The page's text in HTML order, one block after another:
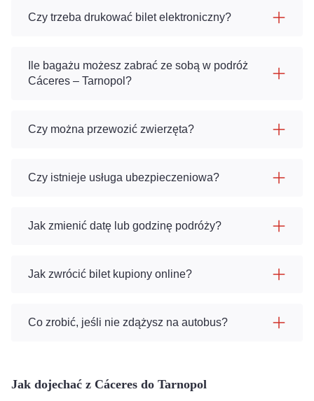
Czy trzeba drukować bilet elektroniczny?
Ile bagażu możesz zabrać ze sobą w podróż
Cáceres – Tarnopol?
Czy można przewozić zwierzęta?
Czy istnieje usługa ubezpieczeniowa?
Jak zmienić datę lub godzinę podróży?
Jak zwrócić bilet kupiony online?
Co zrobić, jeśli nie zdążysz na autobus?
Jak dojechać z Cáceres do Tarnopol